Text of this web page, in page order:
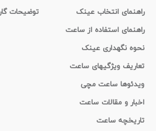
راهنمای انتخاب عینک
راهنمای استفاده از ساعت
نحوه نگهداری عینک
تعاریف ویژگیهای ساعت
ویدئوها ساعت مچی
اخبار و مقالات ساعت
تاریخچه ساعت
توضیحات